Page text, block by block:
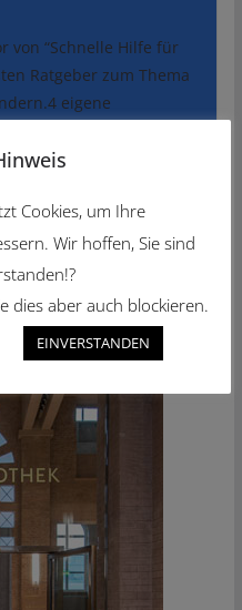
von “Schnelle Hilfe für
Ratgeber zum Thema
eigene
Cookies, um Ihre
Wir hoffen, Sie sind
dies aber auch blockieren.
EINVERSTANDEN